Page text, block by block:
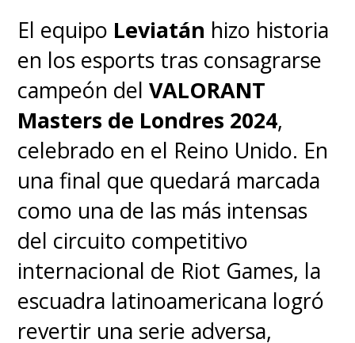
Una publicación compartida por SuperGeek (@supergeekoficial)
El formato de Masters Santiago
se dividirá en dos fases:
de Sistema Suizo y la Fase de
Playoffs.
El equipo Leviatán hizo historia
en los esports tras consagrarse
campeón delVALORANT
Masters de Londres 2024,
celebrado en el Reino Unido. En
una final que quedará marcada
como una de las más intensas
del circuito competitivo
internacional de Riot Games, la
escuadra latinoamericana logró
revertir una serie adversa,